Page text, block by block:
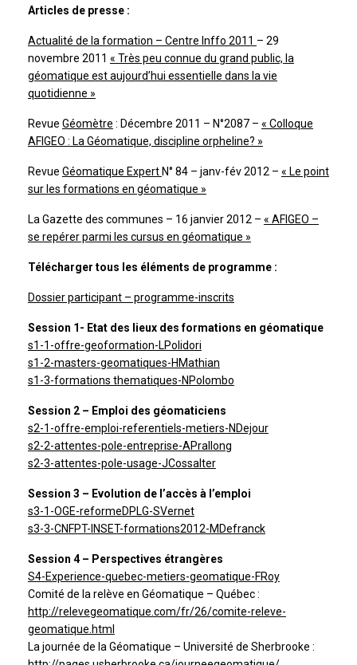
Articles de presse :
Actualité de la formation – Centre Inffo 2011 – 29
novembre 2011 « Très peu connue du grand public, la
géomatique est aujourd’hui essentielle dans la vie
quotidienne »
Revue Géomètre : Décembre 2011 – N°2087 – « Colloque
AFIGEO : La Géomatique, discipline orpheline? »
Revue Géomatique Expert N° 84 – janv-fév 2012 – « Le point
sur les formations en géomatique »
La Gazette des communes – 16 janvier 2012 – « AFIGEO –
se repérer parmi les cursus en géomatique »
Télécharger tous les éléments de programme :
Dossier participant – programme-inscrits
Session 1- Etat des lieux des formations en géomatique
s1-1-offre-geoformation-LPolidori
s1-2-masters-geomatiques-HMathian
s1-3-formations thematiques-NPolombo
Session 2 – Emploi des géomaticiens
s2-1-offre-emploi-referentiels-metiers-NDejour
s2-2-attentes-pole-entreprise-APrallong
s2-3-attentes-pole-usage-JCossalter
Session 3 – Evolution de l’accès à l’emploi
s3-1-OGE-reformeDPLG-SVernet
s3-3-CNFPT-INSET-formations2012-MDefranck
Session 4 – Perspectives étrangères
S4-Experience-quebec-metiers-geomatique-FRoy
Comité de la relève en Géomatique – Québec :
http://relevegeomatique.com/fr/26/comite-releve-
geomatique.html
La journée de la Géomatique – Université de Sherbrooke :